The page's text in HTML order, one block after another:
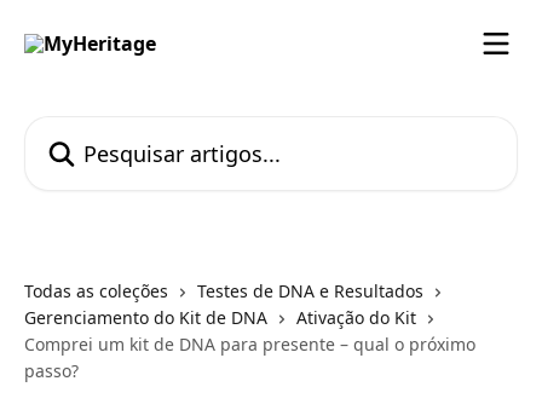
Todas as coleções
Testes de DNA e Resultados
Gerenciamento do Kit de DNA
Ativação do Kit
Comprei um kit de DNA para presente – qual o próximo
passo?